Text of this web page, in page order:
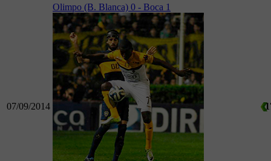
07/09/2014
Olimpo (B. Blanca) 0 - Boca 1